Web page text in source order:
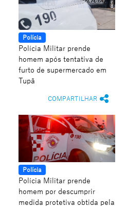
Polícia
Polícia Militar prende
homem após tentativa de
furto de supermercado em
Tupã
COMPARTILHAR
Polícia
Polícia Militar prende
homem por descumprir
medida protetiva obtida pela